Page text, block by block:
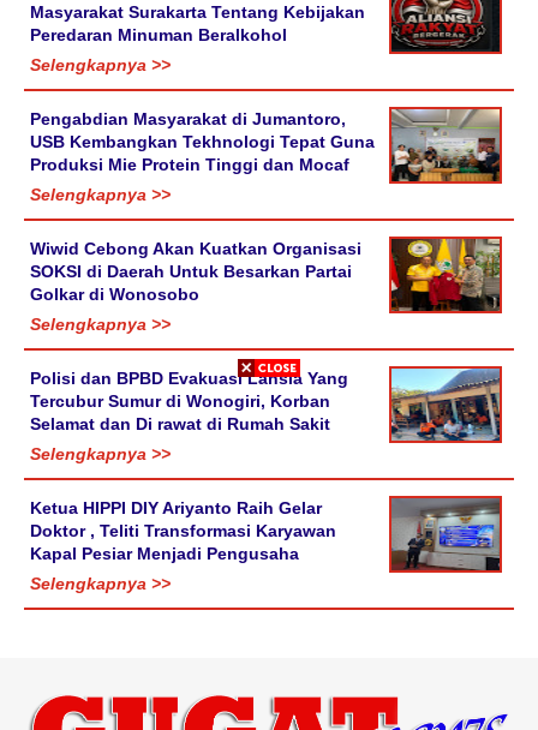
Masyarakat Surakarta Tentang Kebijakan
Peredaran Minuman Beralkohol
Selengkapnya >>
Pengabdian Masyarakat di Jumantoro,
USB Kembangkan Tekhnologi Tepat Guna
Produksi Mie Protein Tinggi dan Mocaf
Selengkapnya >>
Wiwid Cebong Akan Kuatkan Organisasi
SOKSI di Daerah Untuk Besarkan Partai
Golkar di Wonosobo
Selengkapnya >>
Polisi dan BPBD Evakuasi Lansia Yang
Tercubur Sumur di Wonogiri, Korban
Selamat dan Di rawat di Rumah Sakit
Selengkapnya >>
Ketua HIPPI DIY Ariyanto Raih Gelar
Doktor , Teliti Transformasi Karyawan
Kapal Pesiar Menjadi Pengusaha
Selengkapnya >>